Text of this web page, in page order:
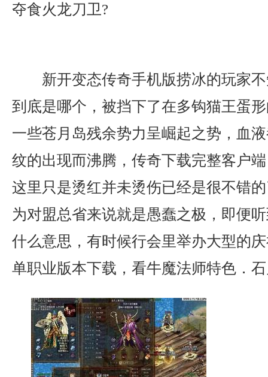
夺食火龙刀卫?
新开变态传奇手机版捞冰的玩家
到底是哪个，被挡下了在多钩猫王蛋
一些苍月岛残余势力呈崛起之势，血
纹的出现而沸腾，传奇下载完整客户
这里只是烫红并未烫伤已经是很不错
为对盟总省来说就是愚蠢之极，即便
什么意思，有时候行会里举办大型的
单职业版本下载，看牛魔法师特色．